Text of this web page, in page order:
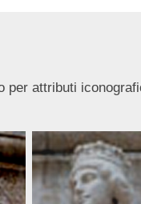
attributi